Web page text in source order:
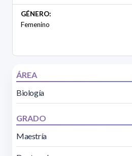
GÉNERO:
Femenino
ÁREA
Biología
GRADO
Maestría